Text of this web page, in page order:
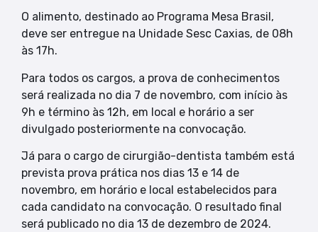
O alimento, destinado ao Programa Mesa Brasil,
deve ser entregue na Unidade Sesc Caxias, de 08h
às 17h.
Para todos os cargos, a prova de conhecimentos
será realizada no dia 7 de novembro, com início às
9h e término às 12h, em local e horário a ser
divulgado posteriormente na convocação.
Já para o cargo de cirurgião-dentista também está
prevista prova prática nos dias 13 e 14 de
novembro, em horário e local estabelecidos para
cada candidato na convocação. O resultado final
será publicado no dia 13 de dezembro de 2024.